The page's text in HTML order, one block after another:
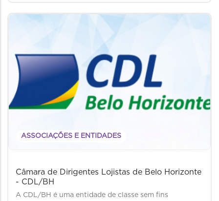
ASSOCIAÇÕES E ENTIDADES
Câmara de Dirigentes Lojistas de Belo Horizonte
- CDL/BH
A CDL/BH é uma entidade de classe sem fins